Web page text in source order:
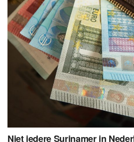
Niet iedere Surinamer in